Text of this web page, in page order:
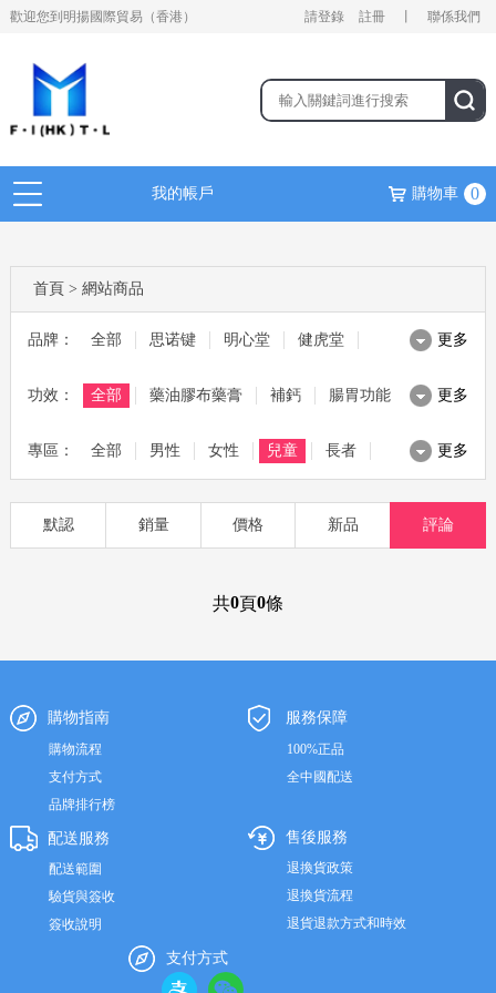
歡迎您到明揚國際貿易（香港） 請登錄 註冊 聯係我們
我的帳戶 購物車 0
首頁 > 網站商品
品牌： 全部 思诺键 明心堂 健虎堂
麥林 MAGLIN 茱比 JUBEE 健熙堂
日本野原 ALN 腸胃寶 寶源堂
欧明记
更多
功效： 全部 藥油膠布藥膏 補鈣 腸胃功能
滋補湯料 美容美妝 綜合保健
功能藥品 食品
更多
專區： 全部 男性 女性 兒童 長者
滋補 孕嬰 洗護 美妝
更多
默認 銷量 價格 新品 評論
共0頁0條
購物指南
購物流程
支付方式
品牌排行榜
服務保障
100%正品
全中國配送
配送服務
配送範圍
驗貨與簽收
簽收說明
售後服務
退換貨政策
退換貨流程
退貨退款方式和時效
支付方式